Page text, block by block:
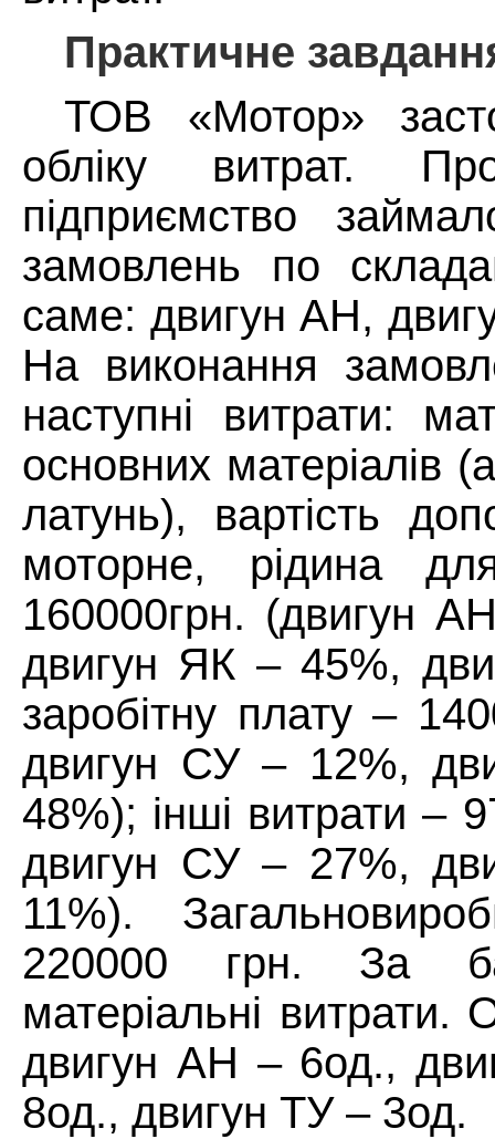
Практичне
ТОВ «Мотор»
обліку витрат.
підприємство
замовлень по
саме: двигун АН,
На виконання
наступні витрати:
основних матеріалів
латунь), вартість
моторне, рідина
160000грн. (двигун
двигун ЯК – 45%,
заробітну плату –
двигун СУ – 12%,
48%); інші витрати –
двигун СУ – 27%,
11%).
220000 грн. За
матеріальні витрати.
двигун АН – 6од.,
8од., двигун ТУ – 3од.